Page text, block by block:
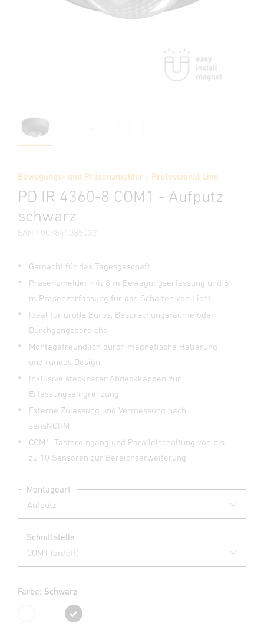
Bewegungs- und Präsenzmelder - Professional Line
PD IR 4360-8 COM1 - Aufputz
schwarz
EAN 4007841085032
Gemacht für das Tagesgeschäft
Präsenzmelder mit 8 m Bewegungserfassung und 6
m Präsenzerfassung für das Schalten von Licht
Ideal für große Büros, Besprechungsräume oder
Durchgangsbereiche
Montagefreundlich durch magnetische Halterung
und rundes Design
Inklusive steckbarer Abdeckkappen zur
Erfassungseingrenzung
Externe Zulassung und Vermessung nach
sensNORM
COM1: Tastereingang und Parallelschaltung von bis
zu 10 Sensoren zur Bereichserweiterung
Montageart
Schnittstelle
Farbe: Schwarz
Weiß Schwarz